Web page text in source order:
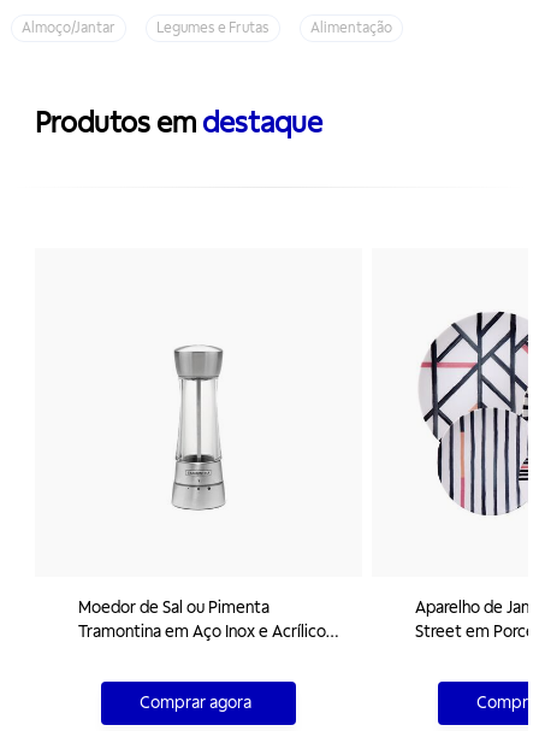
Almoço/Jantar Legumes e Frutas Alimentação
Produtos em destaque
Moedor de Sal ou Pimenta
Tramontina em Aço Inox e Acrílico
Comprar agora
Aparelho de
Street em